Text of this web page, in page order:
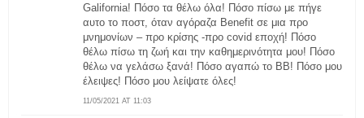
11/05/2021 AT 11:03
Galifornia! Πόσο τα θέλω όλα! Πόσο πίσω με πήγε
αυτο το ποστ, όταν αγόραζα Benefit σε μια προ
μνημονίων – προ κρίσης -προ covid εποχή! Πόσο
θέλω πίσω τη ζωή και την καθημερινότητα μου! Πόσο
θέλω να γελάσω ξανά! Πόσο αγαπώ το ΒΒ! Πόσο μου
έλειψες! Πόσο μου λείψατε όλες!